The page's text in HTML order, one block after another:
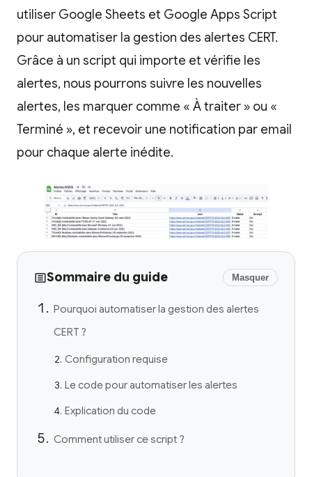
utiliser Google Sheets et Google Apps Script
pour automatiser la gestion des alertes CERT.
Grâce à un script qui importe et vérifie les
alertes, nous pourrons suivre les nouvelles
alertes, les marquer comme « À traiter » ou «
Terminé », et recevoir une notification par email
pour chaque alerte inédite.
Sommaire du guide Masquer
Pourquoi automatiser la gestion des alertes
CERT ?
Configuration requise
Le code pour automatiser les alertes
Explication du code
Comment utiliser ce script ?